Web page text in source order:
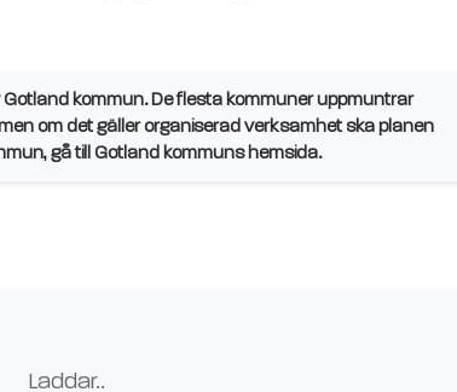
kommun. De flesta kommuner uppmuntrar
om det gäller organiserad verksamhet ska planen
gå till Gotland kommuns hemsida.
Laddar...